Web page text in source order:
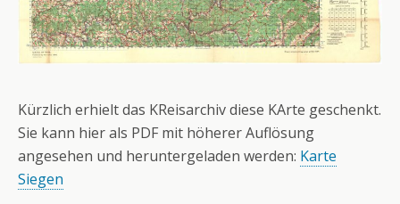
Kürzlich erhielt das KReisarchiv diese KArte geschenkt.
Sie kann hier als PDF mit höherer Auflösung
angesehen und heruntergeladen werden: Karte
Siegen